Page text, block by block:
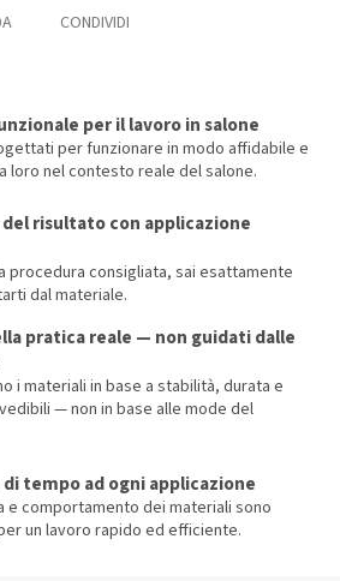
CONDIVIDI
per il lavoro in salone
per funzionare in modo affidabile e
loro nel contesto reale del salone.
risultato con applicazione
procedura consigliata, sai esattamente
dal materiale.
pratica reale — non guidati dalle
i materiali in base a stabilità, durata e
— non in base alle mode del
di tempo ad ogni applicazione
e comportamento dei materiali sono
un lavoro rapido ed efficiente.